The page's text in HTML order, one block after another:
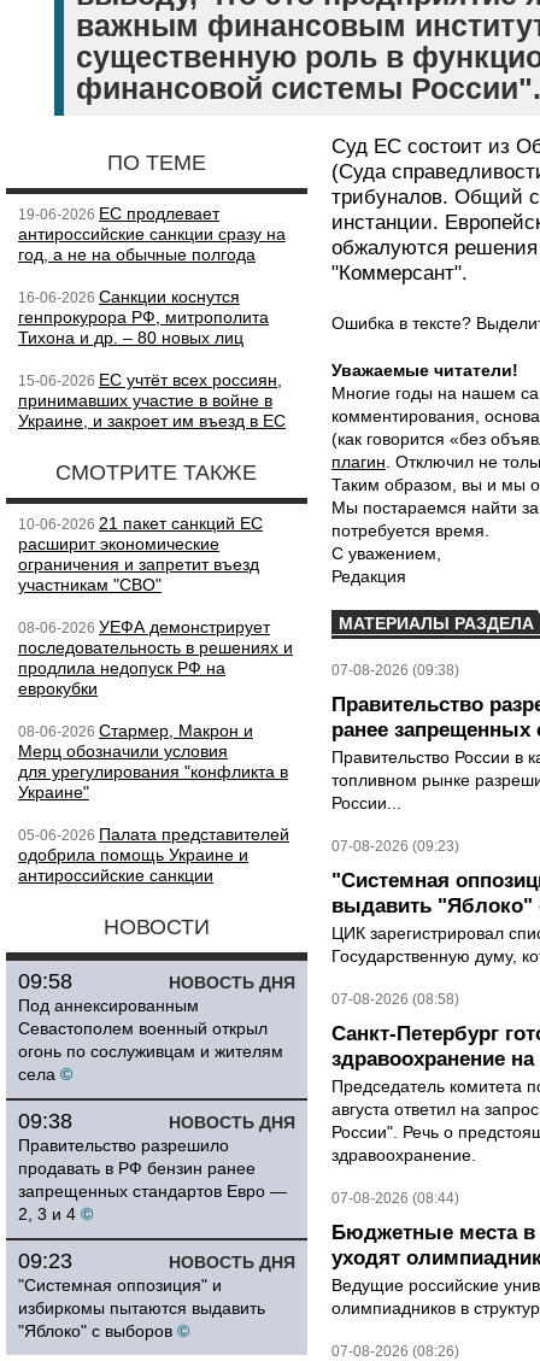
важным финансовым
существенную роль в
финансовой системы России".
ПО ТЕМЕ
19-06-2026 ЕС продлевает
антироссийские санкции сразу на
год, а не на обычные полгода
16-06-2026 Санкции коснутся
генпрокурора РФ, митрополита
Тихона и др. – 80 новых лиц
15-06-2026 ЕС учтёт всех россиян,
принимавших участие в войне в
Украине, и закроет им въезд в ЕС
СМОТРИТЕ ТАКЖЕ
10-06-2026 21 пакет санкций ЕС
расширит экономические
ограничения и запретит въезд
участникам "СВО"
08-06-2026 УЕФА демонстрирует
последовательность в решениях и
продлила недопуск РФ на
еврокубки
08-06-2026 Стармер, Макрон и
Мерц обозначили условия
для урегулирования "конфликта в
Украине"
05-06-2026 Палата представителей
одобрила помощь Украине и
антироссийские санкции
НОВОСТИ
НОВОСТЬ ДНЯ
09:58
Под аннексированным
Севастополем военный открыл
огонь по сослуживцам и жителям
села ©
НОВОСТЬ ДНЯ
09:38
Правительство разрешило
продавать в РФ бензин ранее
запрещенных стандартов Евро —
2, 3 и 4 ©
НОВОСТЬ ДНЯ
09:23
"Системная оппозиция" и
избиркомы пытаются выдавить
"Яблоко" с выборов ©
Суд ЕС состоит из
(Суда
трибуналов. Общий
инстанции.
обжалуются
"Коммерсант".
Ошибка в тексте?
Уважаемые читатели!
Многие годы на нашем
комментирования,
(как говорится «без
плагин . Отключил не
Таким образом, вы и мы
Мы постараемся найти
потребуется время.
С уважением,
Редакция
МАТЕРИАЛЫ РАЗДЕЛА
07-08-2026 (09:38)
Правительство
ранее запрещенных
Правительство России в
топливном рынке
России...
07-08-2026 (09:23)
"Системная
выдавить "Яблоко"
ЦИК зарегистрировал
Государственную думу,
07-08-2026 (08:58)
Санкт-Петербург
здравоохранение на
Председатель комитета
августа ответил на
России". Речь о
здравоохранение.
07-08-2026 (08:44)
Бюджетные места в
уходят
Ведущие российские
олимпиадников в
07-08-2026 (08:26)